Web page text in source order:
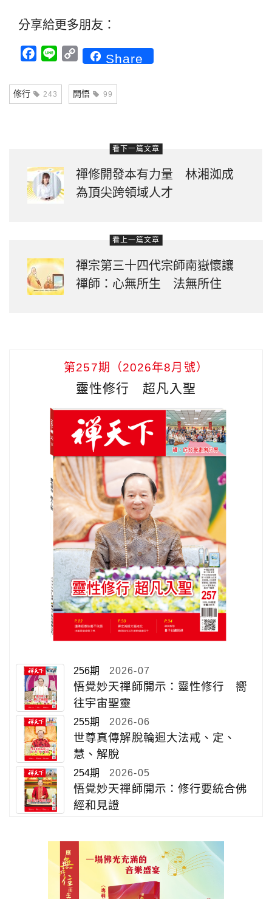
分享給更多朋友：
Facebook
Line CopyShare
修行 243 開悟 99
看下一篇文章
禪修開發本有力量 林湘洳成
為頂尖跨領域人才
看上一篇文章
禪宗第三十四代宗師南嶽懷讓
禪師：心無所生 法無所住
第257期（2026年8月號）
靈性修行 超凡入聖
256期 2026-07
悟覺妙天禪師開示：靈性修行 嚮
往宇宙聖靈
255期 2026-06
世尊真傳解脫輪迴大法戒、定、
慧、解脫
254期 2026-05
悟覺妙天禪師開示：修行要統合佛
經和見證